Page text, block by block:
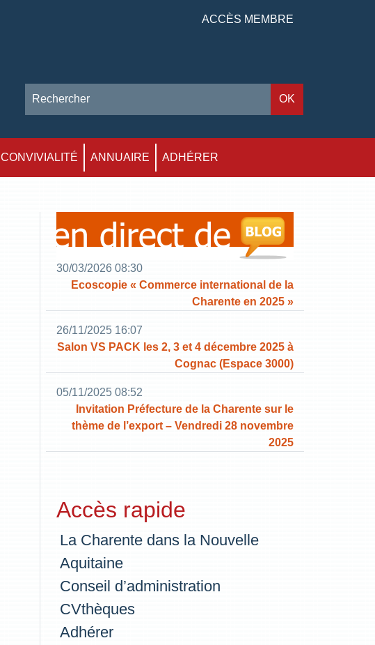
ACCÈS MEMBRE
CONVIVIALITÉ ANNUAIRE ADHÉRER
30/03/2026 08:30
Ecoscopie « Commerce international de la
Charente en 2025 »
26/11/2025 16:07
Salon VS PACK les 2, 3 et 4 décembre 2025 à
Cognac (Espace 3000)
05/11/2025 08:52
Invitation Préfecture de la Charente sur le
thème de l’export – Vendredi 28 novembre
2025
Accès rapide
La Charente dans la Nouvelle
Aquitaine
Conseil d’administration
CVthèques
Adhérer